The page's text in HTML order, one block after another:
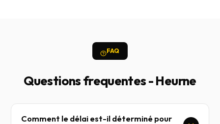
FAQ
Questions frequentes - Heurne
Comment le délai est-il déterminé pour